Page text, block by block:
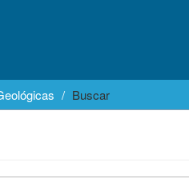
Buscar